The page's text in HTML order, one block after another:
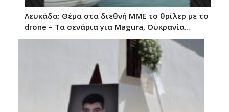
Λευκάδα: Θέμα στα διεθνή ΜΜΕ το θρίλερ με το
drone – Τα σενάρια για Magura, Ουκρανία…